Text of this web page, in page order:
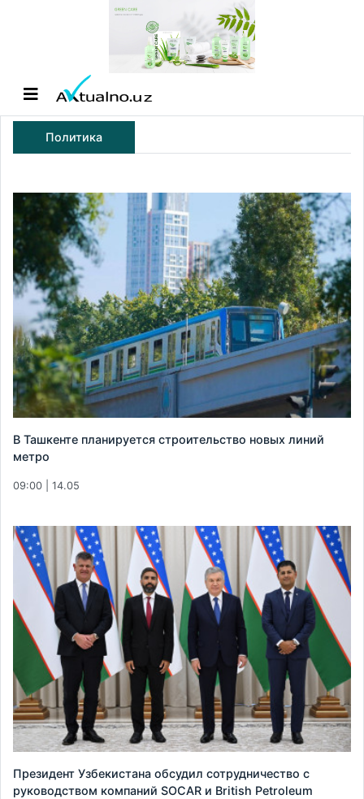
Политика
В Ташкенте планируется строительство новых линий
метро
09:00 | 14.05
Президент Узбекистана обсудил сотрудничество с
руководством компаний SOCAR и British Petroleum